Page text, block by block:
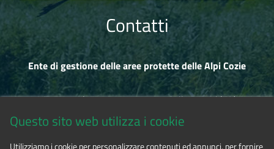
Contatti
Ente di gestione delle aree protette delle Alpi Cozie
Via Fransuà Fontan, 1 - 10050 Salbertrand (TO)
Questo sito web utilizza i cookie